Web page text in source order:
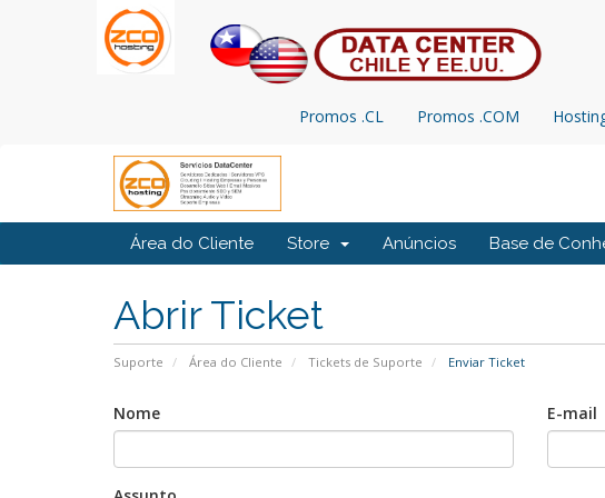
Promos .CL Promos .COM
Área do Cliente Store Anúncios Base de
Abrir Ticket
Suporte Área do Cliente Tickets de Suporte Enviar Ticket
Nome E-mail